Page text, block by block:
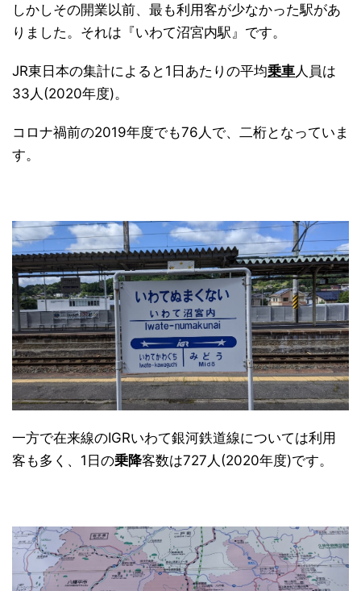
しかしその開業以前、最も利用客が少なかった駅があ
りました。それは『いわて沼宮内駅』です。
JR東日本の集計によると1日あたりの平均乗車 人員は
33人(2020年度)。
コロナ禍前の2019年度でも76人で、二桁となっていま
す。
一方で在来線のIGRいわて銀河鉄道線については利用
客も多く、1日の乗降客数は727人(2020年度)です。